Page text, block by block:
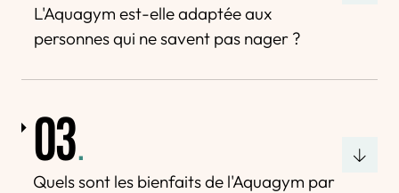
L'Aquagym est-elle adaptée aux
personnes qui ne savent pas nager ?
03.
Quels sont les bienfaits de l'Aquagym par